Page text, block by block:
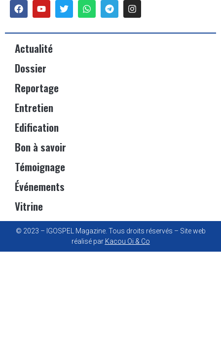
Actualité
Dossier
Reportage
Entretien
Edification
Bon à savoir
Témoignage
Événements
Vitrine
© 2023 – IGOSPEL Magazine. Tous droits réservés – Site web
réalisé par Kacou Oi & Co